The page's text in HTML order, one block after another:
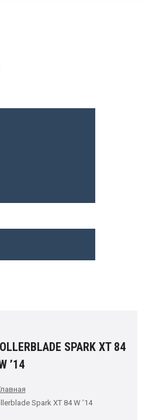
SPARK XT 84
’14
Spark XT 84 W ’14